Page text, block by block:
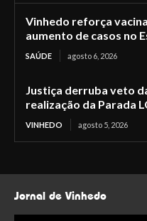
Vinhedo reforça
aumento de casos no
SAÚDE agosto 6, 2026
Justiça derruba veto
realização da Parada
VINHEDO agosto 5, 2026
Jornal de Vinhedo